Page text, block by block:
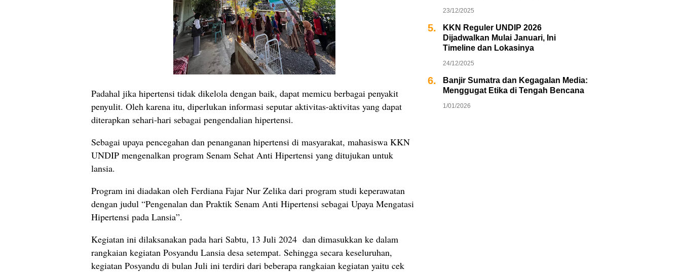
Padahal jika hipertensi tidak dikelola dengan baik, dapat memicu berbagai penyakit
penyulit. Oleh karena itu, diperlukan informasi seputar aktivitas-aktivitas yang dapat
diterapkan sehari-hari sebagai pengendalian hipertensi.
Sebagai upaya pencegahan dan penanganan hipertensi di masyarakat, mahasiswa KKN
UNDIP mengenalkan program Senam Sehat Anti Hipertensi yang ditujukan untuk
lansia.
Program ini diadakan oleh Ferdiana Fajar Nur Zelika dari program studi keperawatan
dengan judul “Pengenalan dan Praktik Senam Anti Hipertensi sebagai Upaya Mengatasi
Hipertensi pada Lansia”.
Kegiatan ini dilaksanakan pada hari Sabtu, 13 Juli 2024 dan dimasukkan ke dalam
rangkaian kegiatan Posyandu Lansia desa setempat. Sehingga secara keseluruhan,
kegiatan Posyandu di bulan Juli ini terdiri dari beberapa rangkaian kegiatan yaitu cek
23/12/2025
5.
KKN Reguler UNDIP 2026
Dijadwalkan Mulai Januari, Ini
Timeline dan Lokasinya
24/12/2025
6.
Banjir Sumatra dan Kegagalan Media:
Menggugat Etika di Tengah Bencana
1/01/2026